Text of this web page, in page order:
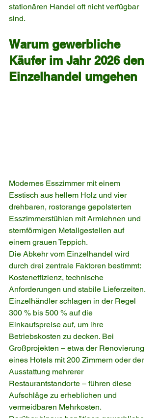
stationären Handel oft nicht verfügbar
sind.
Warum gewerbliche
Käufer im Jahr 2026 den
Einzelhandel umgehen
Modernes Esszimmer mit einem
Esstisch aus hellem Holz und vier
drehbaren, rostorange gepolsterten
Esszimmerstühlen mit Armlehnen und
sternförmigen Metallgestellen auf
einem grauen Teppich.
Die Abkehr vom Einzelhandel wird
durch drei zentrale Faktoren bestimmt:
Kosteneffizienz, technische
Anforderungen und stabile Lieferzeiten.
Einzelhändler schlagen in der Regel
300 % bis 500 % auf die
Einkaufspreise auf, um ihre
Betriebskosten zu decken. Bei
Großprojekten – etwa der Renovierung
eines Hotels mit 200 Zimmern oder der
Ausstattung mehrerer
Restaurantstandorte – führen diese
Aufschläge zu erheblichen und
vermeidbaren Mehrkosten.